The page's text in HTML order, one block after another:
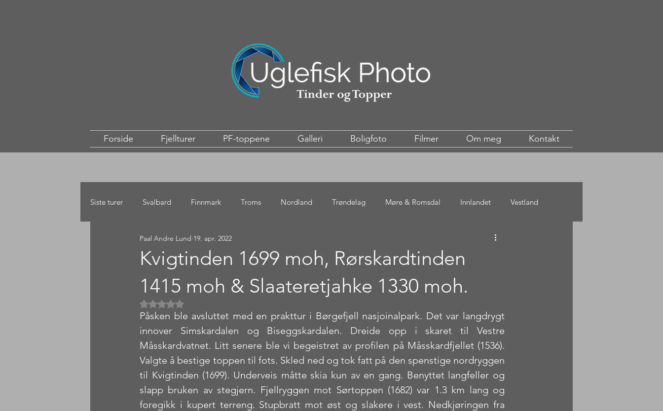
Forside Fjellturer PF-toppene Galleri Boligfoto Filmer Om meg Kontakt
Siste turer Svalbard Finnmark Troms Nordland Trøndelag Møre & Romsdal Innlandet Vestland
Sørlandet Østlandet
Kvigtinden 1699 moh, Rørskardtinden
1415 moh & Slaateretjahke 1330 moh.
Paal Andre Lund 19. apr. 2022
Gitt NaN av 5 stjerner.
Påsken ble avsluttet med en prakttur i Børgefjell nasjoinalpark. Det var langdrygt
innover Simskardalen og Biseggskardalen. Dreide opp i skaret til Vestre
Måsskardvatnet. Litt senere ble vi begeistret av profilen på Måsskardfjellet (1536).
Valgte å bestige toppen til fots. Skled ned og tok fatt på den spenstige nordryggen
til Kvigtinden (1699). Underveis måtte skia kun av en gang. Benyttet langfeller og
slapp bruken av stegjern. Fjellryggen mot Sørtoppen (1682) var 1.3 km lang og
foregikk i kupert terreng. Stupbratt mot øst og slakere i vest. Nedkjøringen fra